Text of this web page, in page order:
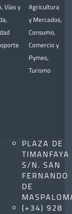
, Vías y
,
Agricultura
y Mercados,
Consumo,
Comercio y
Pymes,
Turismo
PLAZA DE
TIMANFAYA
S/N. SAN
FERNANDO
DE
(+34) 928